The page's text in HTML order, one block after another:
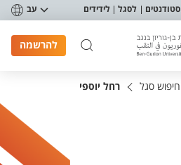
לסגל לידידים עב
להרשמה
סגל רחל יוספי